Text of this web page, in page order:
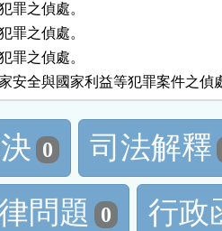
罪之偵處。
罪之偵處。
罪之偵處。
安全與國家利益等犯罪案件之偵
0
司法解釋
問題 0
行政